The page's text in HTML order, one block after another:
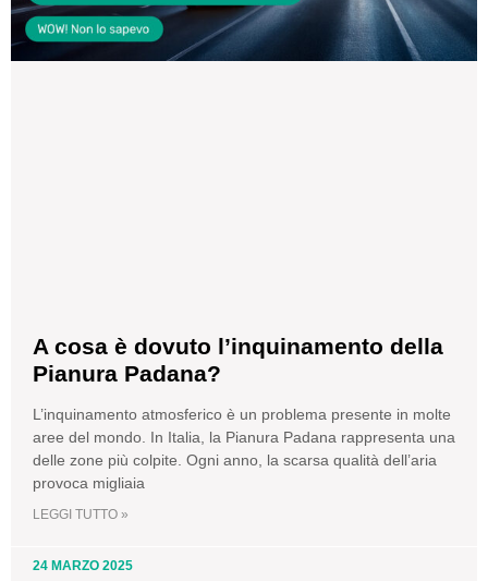
A cosa è dovuto l’inquinamento della
Pianura Padana?
L’inquinamento atmosferico è un problema presente in molte
aree del mondo. In Italia, la Pianura Padana rappresenta una
delle zone più colpite. Ogni anno, la scarsa qualità dell’aria
provoca migliaia
LEGGI TUTTO »
24 MARZO 2025